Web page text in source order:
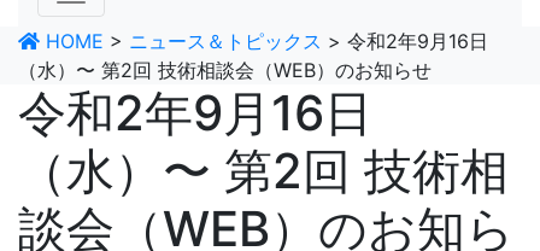
HOME > ニュース＆トピックス > 令和2年9月16日
（水）〜 第2回 技術相談会（WEB）のお知らせ
令和2年9月16日
（水）〜 第2回 技術相
談会（WEB）のお知ら